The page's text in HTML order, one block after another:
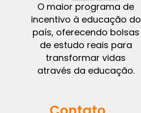
O maior programa de
incentivo à educação do
país, oferecendo bolsas
de estudo reais para
transformar vidas
através da educação.